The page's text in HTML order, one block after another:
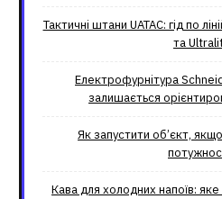
Тактичні штани UATAC: гід по
та
Електрофурнітура
залишається
Як запустити об’єкт,
Кава для холодних напоїв: